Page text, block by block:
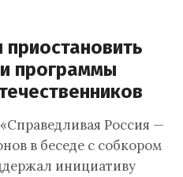
программы
Россия —
в беседе с собкором
инициативу